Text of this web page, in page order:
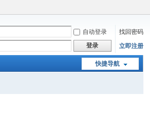
自动登录
找回密码
登录 立即注册
快捷导航